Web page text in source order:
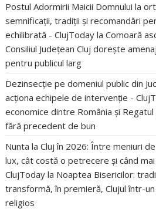
Postul Adormirii Maicii Domnului la
semnificații, tradiții și recomandări
echilibrată - ClujToday laComoară
Consiliul Județean Cluj dorește
pentru publicul larg
Dezinsecție pe domeniul public din
acționa echipele de intervenție -
economice dintre România și Regatul
fără precedent de bun
Nunta la Cluj în 2026: Între meniuri
lux, cât costă o petrecere și când
ClujToday la Noaptea Bisericilor:
transformă, în premieră, Clujul într-
religios